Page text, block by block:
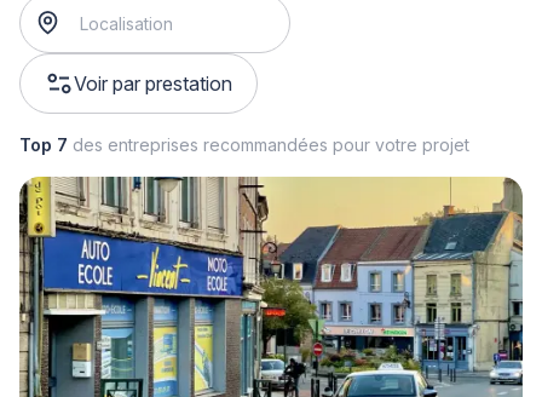
Voir par prestation
Top 7 des entreprises recommandées pour votre projet